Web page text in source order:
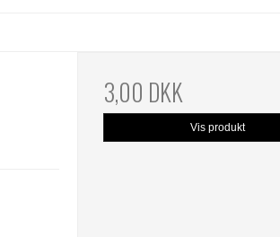
3,00 DKK
Vis produkt